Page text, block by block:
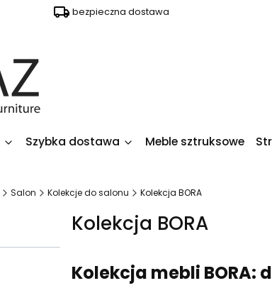
bezpieczna dostawa
Szybka dostawa Meble sztruksowe
Salon Kolekcje do salonu Kolekcja BORA
Kolekcja BORA
Kolekcja mebli BORA: